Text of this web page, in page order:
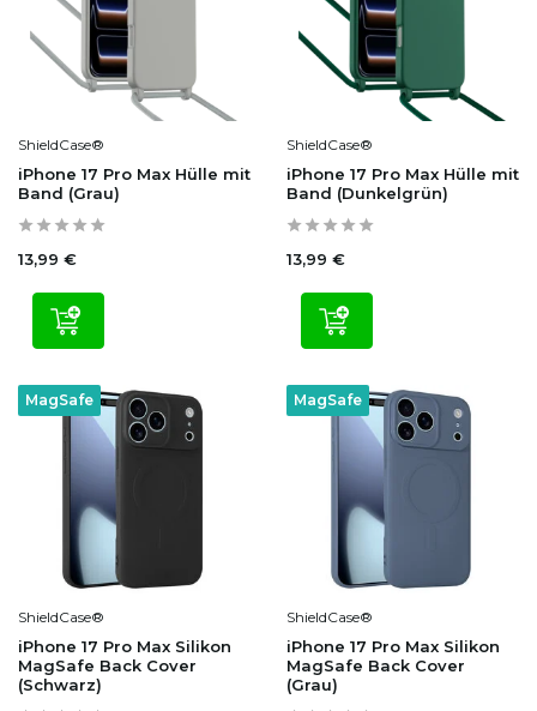
ShieldCase®
iPhone 17 Pro Max Hülle mit
Band (Grau)
13,99 €
ShieldCase®
iPhone 17 Pro Max Hülle mit
Band (Dunkelgrün)
13,99 €
MagSafe
ShieldCase®
iPhone 17 Pro Max Silikon
MagSafe Back Cover
(Schwarz)
MagSafe
ShieldCase®
iPhone 17 Pro Max Silikon
MagSafe Back Cover
(Grau)